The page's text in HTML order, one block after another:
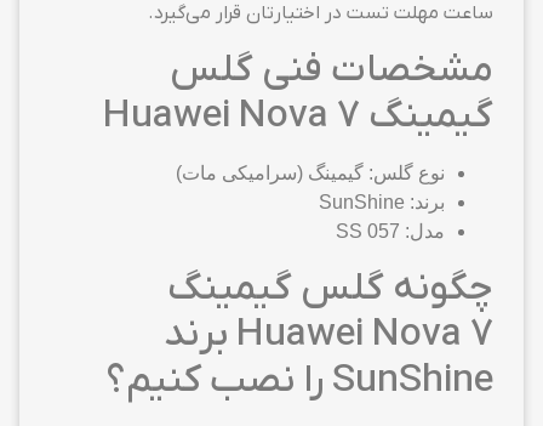
ساعت مهلت تست در اختیارتان قرار می‌گیرد.
مشخصات فنی گلس
گیمینگ Huawei Nova 7
نوع گلس: گیمینگ (سرامیکی مات)
برند: SunShine
مدل: SS 057
چگونه گلس گیمینگ
Huawei Nova 7 برند
SunShine را نصب کنیم؟